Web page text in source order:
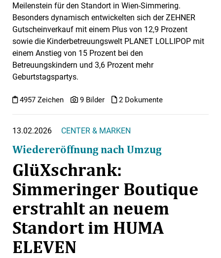
Meilenstein für den Standort in Wien-Simmering.
Besonders dynamisch entwickelten sich der ZEHNER
Gutscheinverkauf mit einem Plus von 12,9 Prozent
sowie die Kinderbetreuungswelt PLANET LOLLIPOP mit
einem Anstieg von 15 Prozent bei den
Betreuungskindern und 3,6 Prozent mehr
Geburtstagspartys.
4957 Zeichen 9 Bilder 2 Dokumente
13.02.2026 CENTER & MARKEN
Wiedereröffnung nach Umzug
GlüXschrank:
Simmeringer Boutique
erstrahlt an neuem
Standort im HUMA
ELEVEN